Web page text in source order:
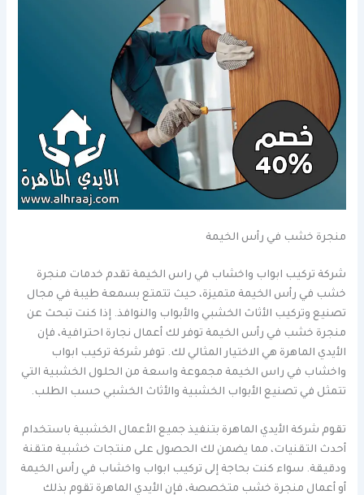
منجرة خشب في رأس الخيمة
شركة تركيب ابواب واخشاب في راس الخيمة تقدم خدمات منجرة
خشب في رأس الخيمة متميزة، حيث تتمتع بسمعة طيبة في مجال
تصنيع وتركيب الأثاث الخشبي والأبواب والنوافذ. إذا كنت تبحث عن
منجرة خشب في رأس الخيمة توفر لك أعمال نجارة احترافية، فإن
الأيدي الماهرة هي الاختيار المثالي لك. توفر شركة تركيب ابواب
واخشاب في راس الخيمة مجموعة واسعة من الحلول الخشبية التي
تتمثل في تصنيع الأبواب الخشبية والأثاث الخشبي حسب الطلب.
تقوم شركة الأيدي الماهرة بتنفيذ جميع الأعمال الخشبية باستخدام
أحدث التقنيات، مما يضمن لك الحصول على منتجات خشبية متقنة
ودقيقة. سواء كنت بحاجة إلى تركيب ابواب واخشاب في رأس الخيمة
أو أعمال منجرة خشب متخصصة، فإن الأيدي الماهرة تقوم بذلك